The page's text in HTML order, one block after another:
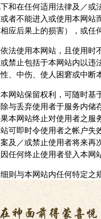
和在任何适用法律及／
者不能进入或使用本网
应后果上的损害），或
法使用本网站，且使用
禁止包括于本网站内以
、中伤、使人困窘或中断
网站保留权利，可随时
与丢弃使用者于服务内
本网站终止对使用者之
可即时令使用者之帐户
及／或禁止使用者将来
任何终止使用者登入本
则与本网站内任何特定之